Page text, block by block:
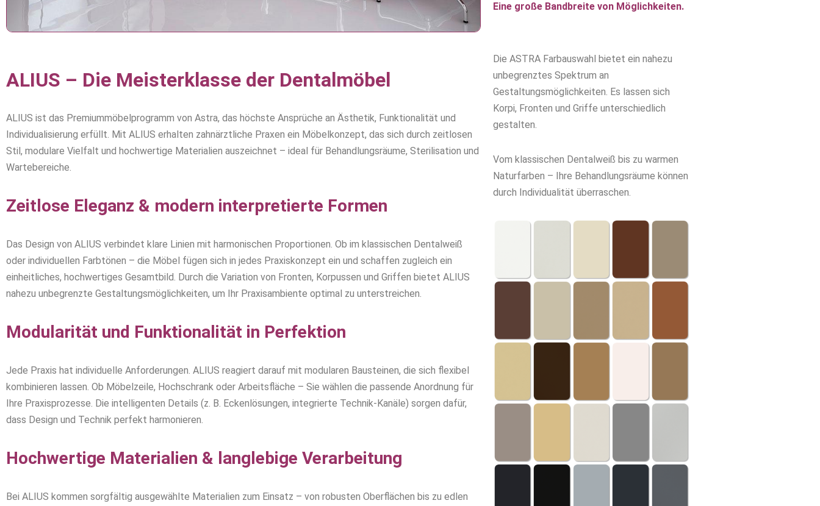
ALIUS – Die Meisterklasse der Dentalmöbel
ALIUS ist das Premiummöbelprogramm von Astra, das höchste Ansprüche an Ästhetik, Funktionalität und
Individualisierung erfüllt. Mit ALIUS erhalten zahnärztliche Praxen ein Möbelkonzept, das sich durch zeitlosen
Stil, modulare Vielfalt und hochwertige Materialien auszeichnet – ideal für Behandlungsräume, Sterilisation und
Wartebereiche.
Zeitlose Eleganz & modern interpretierte Formen
Das Design von ALIUS verbindet klare Linien mit harmonischen Proportionen. Ob im klassischen Dentalweiß
oder individuellen Farbtönen – die Möbel fügen sich in jedes Praxiskonzept ein und schaffen zugleich ein
einheitliches, hochwertiges Gesamtbild. Durch die Variation von Fronten, Korpussen und Griffen bietet ALIUS
nahezu unbegrenzte Gestaltungsmöglichkeiten, um Ihr Praxisambiente optimal zu unterstreichen.
Modularität und Funktionalität in Perfektion
Jede Praxis hat individuelle Anforderungen. ALIUS reagiert darauf mit modularen Bausteinen, die sich flexibel
kombinieren lassen. Ob Möbelzeile, Hochschrank oder Arbeitsfläche – Sie wählen die passende Anordnung für
Ihre Praxisprozesse. Die intelligenten Details (z. B. Eckenlösungen, integrierte Technik-Kanäle) sorgen dafür,
dass Design und Technik perfekt harmonieren.
Hochwertige Materialien & langlebige Verarbeitung
Bei ALIUS kommen sorgfältig ausgewählte Materialien zum Einsatz – von robusten Oberflächen bis zu edlen
Eine große Bandbreite von Möglichkeiten.
Die ASTRA Farbauswahl bietet ein nahezu
unbegrenztes Spektrum an
Gestaltungsmöglichkeiten. Es lassen sich
Korpi, Fronten und Griffe unterschiedlich
gestalten.
Vom klassischen Dentalweiß bis zu warmen
Naturfarben – Ihre Behandlungsräume können
durch Individualität überraschen.